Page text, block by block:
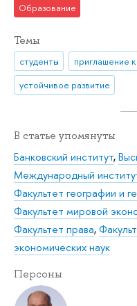
Образование
Темы
студенты приглашение
устойчивое развитие
В статье упомянуты
Банковский институт,
Международный
Факультет географии и
Факультет мировой
Факультет права,
экономических наук
Персоны